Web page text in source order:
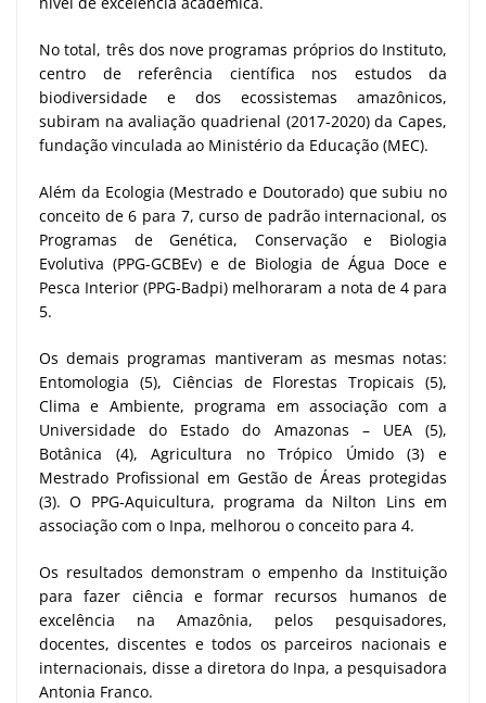
No total, três dos nove programas próprios do Instituto,
centro de referência científica nos estudos da
biodiversidade e dos ecossistemas amazônicos,
subiram na avaliação quadrienal (2017-2020) da Capes,
fundação vinculada ao Ministério da Educação (MEC).
Além da Ecologia (Mestrado e Doutorado) que subiu no
conceito de 6 para 7, curso de padrão internacional, os
Programas de Genética, Conservação e Biologia
Evolutiva (PPG-GCBEv) e de Biologia de Água Doce e
Pesca Interior (PPG-Badpi) melhoraram a nota de 4 para
5.
Os demais programas mantiveram as mesmas notas:
Entomologia (5), Ciências de Florestas Tropicais (5),
Clima e Ambiente, programa em associação com a
Universidade do Estado do Amazonas – UEA (5),
Botânica (4), Agricultura no Trópico Úmido (3) e
Mestrado Profissional em Gestão de Áreas protegidas
(3). O PPG-Aquicultura, programa da Nilton Lins em
associação com o Inpa, melhorou o conceito para 4.
Os resultados demonstram o empenho da Instituição
para fazer ciência e formar recursos humanos de
excelência na Amazônia, pelos pesquisadores,
docentes, discentes e todos os parceiros nacionais e
internacionais, disse a diretora do Inpa, a pesquisadora
Antonia Franco.